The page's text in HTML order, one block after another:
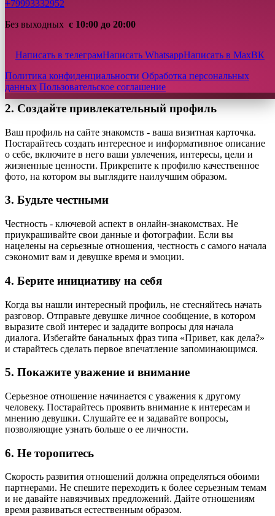
+79993332952
Без выходных с 10:00 до 20:00
Написать в телеграмНаписать WhatsappНаписать в MaxВК
Политика конфиденциальности Обработка персональных
данных Пользовательское соглашение
подходящей платформы. Сегодня существует множество
ориентирован на разные цели. Некоторые из них
ориентированы на краткосрочные свидания, а другие
предлагают серьезные отношения. Поэтому важно выбрать
платформу, которая соответствует вашим намерениям.
2. Создайте привлекательный профиль
Ваш профиль на сайте знакомств - ваша визитная карточка.
Постарайтесь создать интересное и информативное описание
о себе, включите в него ваши увлечения, интересы, цели и
жизненные ценности. Прикрепите к профилю качественное
фото, на котором вы выглядите наилучшим образом.
3. Будьте честными
Честность - ключевой аспект в онлайн-знакомствах. Не
приукрашивайте свои данные и фотографии. Если вы
нацелены на серьезные отношения, честность с самого начала
сэкономит вам и девушке время и эмоции.
4. Берите инициативу на себя
Когда вы нашли интересный профиль, не стесняйтесь начать
разговор. Отправьте девушке личное сообщение, в котором
выразите свой интерес и зададите вопросы для начала
диалога. Избегайте банальных фраз типа «Привет, как дела?»
и старайтесь сделать первое впечатление запоминающимся.
5. Покажите уважение и внимание
Серьезное отношение начинается с уважения к другому
человеку. Постарайтесь проявить внимание к интересам и
мнению девушки. Слушайте ее и задавайте вопросы,
позволяющие узнать больше о ее личности.
6. Не торопитесь
Скорость развития отношений должна определяться обоими
партнерами. Не спешите переходить к более серьезным темам
и не давайте навязчивых предложений. Дайте отношениям
время развиваться естественным образом.